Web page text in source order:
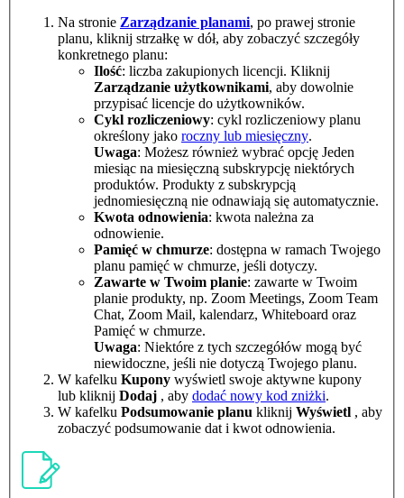
Na stronie Zarządzanie planami, po prawej stronie
planu, kliknij strzałkę w dół, aby zobaczyć szczegóły
konkretnego planu:
Ilość: liczba zakupionych licencji. Kliknij
Zarządzanie użytkownikami, aby dowolnie
przypisać licencje do użytkowników.
Cykl rozliczeniowy: cykl rozliczeniowy planu
określony jako roczny lub miesięczny.
Uwaga: Możesz również wybrać opcję Jeden
miesiąc na miesięczną subskrypcję niektórych
produktów. Produkty z subskrypcją
jednomiesięczną nie odnawiają się automatycznie.
Kwota odnowienia: kwota należna za
odnowienie.
Pamięć w chmurze: dostępna w ramach Twojego
planu pamięć w chmurze, jeśli dotyczy.
Zawarte w Twoim planie: zawarte w Twoim
planie produkty, np. Zoom Meetings, Zoom Team
Chat, Zoom Mail, kalendarz, Whiteboard oraz
Pamięć w chmurze.
Uwaga: Niektóre z tych szczegółów mogą być
niewidoczne, jeśli nie dotyczą Twojego planu.
W kafelku Kupony wyświetl swoje aktywne kupony
lub kliknij Dodaj , aby dodać nowy kod zniżki.
W kafelku Podsumowanie planu kliknij Wyświetl , aby
zobaczyć podsumowanie dat i kwot odnowienia.